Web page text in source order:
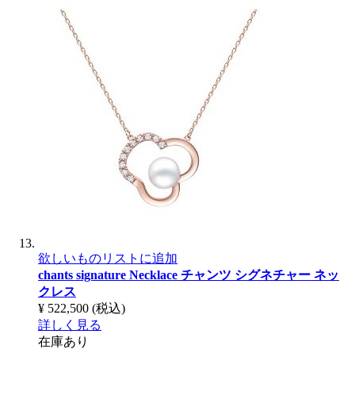
欲しいものリストに追加
chants signature Necklace チャンツ シグネチャー ネッ
クレス
¥ 522,500 (税込)
詳しく見る
在庫あり